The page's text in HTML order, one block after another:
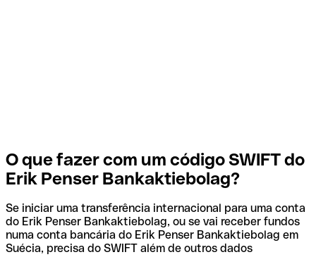
O que fazer com um código SWIFT do
Erik Penser Bankaktiebolag?
Se iniciar uma transferência internacional para uma conta
do Erik Penser Bankaktiebolag, ou se vai receber fundos
numa conta bancária do Erik Penser Bankaktiebolag em
Suécia, precisa do SWIFT além de outros dados